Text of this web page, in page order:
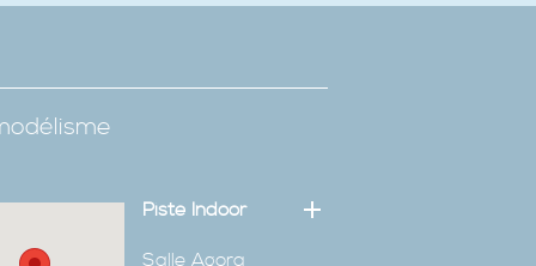
Piste Indoor
Salle Agora